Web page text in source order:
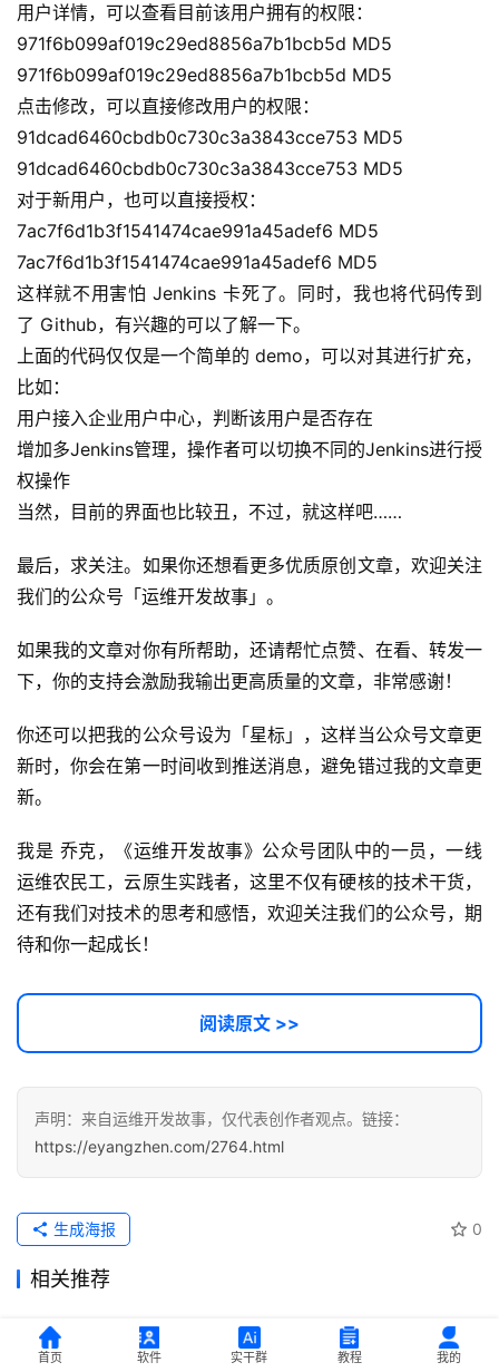
用户详情，可以查看目前该用户拥有的权限：
971f6b099af019c29ed8856a7b1bcb5d MD5
971f6b099af019c29ed8856a7b1bcb5d MD5
点击修改，可以直接修改用户的权限：
91dcad6460cbdb0c730c3a3843cce753 MD5
91dcad6460cbdb0c730c3a3843cce753 MD5
对于新用户，也可以直接授权：
7ac7f6d1b3f1541474cae991a45adef6 MD5
7ac7f6d1b3f1541474cae991a45adef6 MD5
这样就不用害怕 Jenkins 卡死了。同时，我也将代码传到
了 Github，有兴趣的可以了解一下。
上面的代码仅仅是一个简单的 demo，可以对其进行扩充，
比如：
用户接入企业用户中心，判断该用户是否存在
增加多Jenkins管理，操作者可以切换不同的Jenkins进行授
权操作
当然，目前的界面也比较丑，不过，就这样吧……
最后，求关注。如果你还想看更多优质原创文章，欢迎关注
我们的公众号「运维开发故事」。
如果我的文章对你有所帮助，还请帮忙点赞、在看、转发一
下，你的支持会激励我输出更高质量的文章，非常感谢！
你还可以把我的公众号设为「星标」，这样当公众号文章更
新时，你会在第一时间收到推送消息，避免错过我的文章更
新。
我是 乔克，《运维开发故事》公众号团队中的一员，一线
运维农民工，云原生实践者，这里不仅有硬核的技术干货，
还有我们对技术的思考和感悟，欢迎关注我们的公众号，期
待和你一起成长！
阅读原文 >>
声明：来自运维开发故事，仅代表创作者观点。链接：
https://eyangzhen.com/2764.html
0
生成海报
相关推荐
计蒙说：产教融合生态合作谈判的关键能力
首页 软件 实干群 教程 我的